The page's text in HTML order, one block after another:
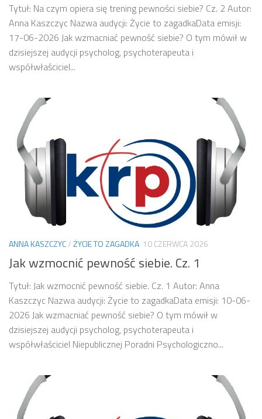
Tytuł: Na czym opiera się trening pewności siebie? Cz. 2 Autor:
Anna Kaszczyc Nazwa audycji: Życie to zagadkaData emisji:
17-06-2026 Jak wzmacniać pewność siebie? O tym mówił w
dzisiejszej audycji psycholog, psychoterapeuta i
współwłaściciel...
ANNA KASZCZYC/ŻYCIE TO ZAGADKA 10 CZERWCA 2026
Jak wzmocnić pewność siebie. Cz. 1
Tytuł: Jak wzmocnić pewność siebie. Cz. 1 Autor: Anna
Kaszczyc Nazwa audycji: Życie to zagadkaData emisji: 10-06-
2026 Jak wzmacniać pewność siebie? O tym mówił w
dzisiejszej audycji psycholog, psychoterapeuta i
współwłaściciel Niepublicznej Poradni Psychologiczno...